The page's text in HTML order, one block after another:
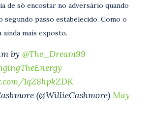
de só encostar no adversário quando
segundo passo estabelecido. Como o
ainda mais exposto.
by @The_Dream99
1qZ8hpkZDK
(@WillieCashmore) May